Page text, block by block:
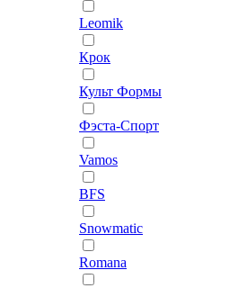
Leomik
Крок
Культ Формы
Фэста-Спорт
Vamos
BFS
Snowmatic
Romana